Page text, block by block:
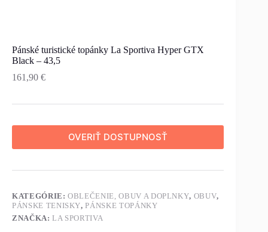
Pánské turistické topánky La Sportiva Hyper GTX
Black – 43,5
161,90 €
OVERIŤ DOSTUPNOSŤ
KATEGÓRIE:OBLEČENIE, OBUV A DOPLNKY, OBUV,
PÁNSKE TENISKY,PÁNSKE TOPÁNKY
ZNAČKA:LA SPORTIVA